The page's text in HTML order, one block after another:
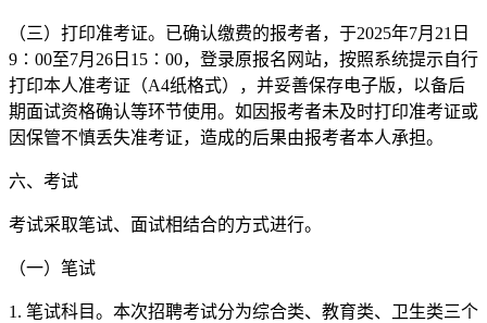
（三）打印准考证。已确认缴费的报考者，于2025年7月21日
9∶00至7月26日15∶00，登录原报名网站，按照系统提示自行
打印本人准考证（A4纸格式），并妥善保存电子版，以备后
期面试资格确认等环节使用。如因报考者未及时打印准考证或
因保管不慎丢失准考证，造成的后果由报考者本人承担。
六、考试
考试采取笔试、面试相结合的方式进行。
（一）笔试
1. 笔试科目。本次招聘考试分为综合类、教育类、卫生类三个